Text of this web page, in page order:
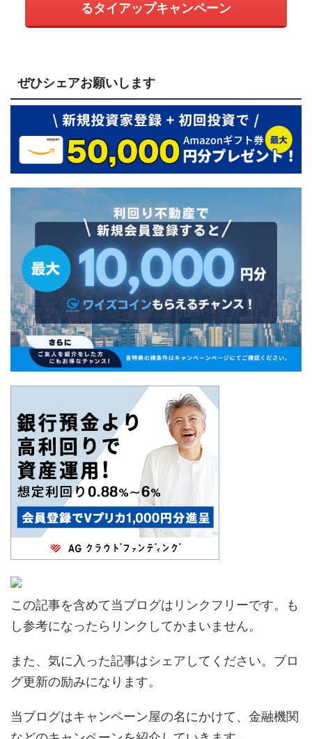
るタイアップキャンペーン
ぜひシェアお願いします
この記事を含めて当ブログはリンクフリーです。も
し参考になったらリンクしてかまいません。
また、気に入った記事はシェアしてください。ブロ
グ更新の励みになります。
当ブログはキャンペーン屋の名にかけて、金融機関